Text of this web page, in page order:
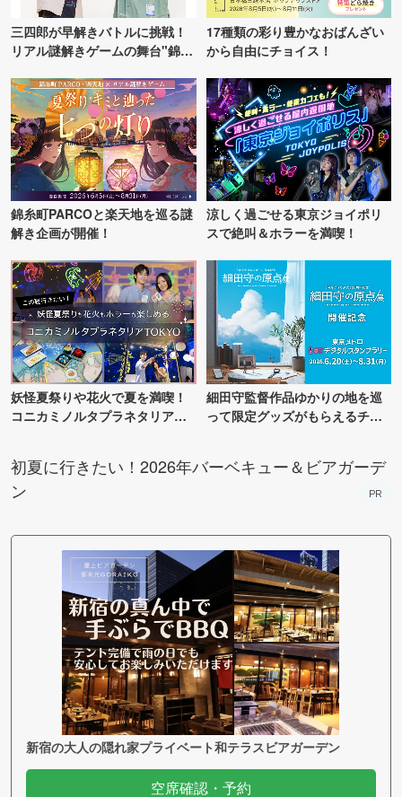
三四郎が早解きバトルに挑戦！
リアル謎解きゲームの舞台"錦糸
17種類の彩り豊かなおばんざい
から自由にチョイス！
錦糸町PARCOと楽天地を巡る謎
解き企画が開催！
涼しく過ごせる東京ジョイポリ
スで絶叫＆ホラーを満喫！
妖怪夏祭りや花火で夏を満喫！
コニカミノルタプラネタリア
細田守監督作品ゆかりの地を巡
って限定グッズがもらえるチャ
初夏に行きたい！2026年バーベキュー＆ビアガーデ
ン
PR
新宿の大人の隠れ家プライベート和テラスビアガーデン
空席確認・予約